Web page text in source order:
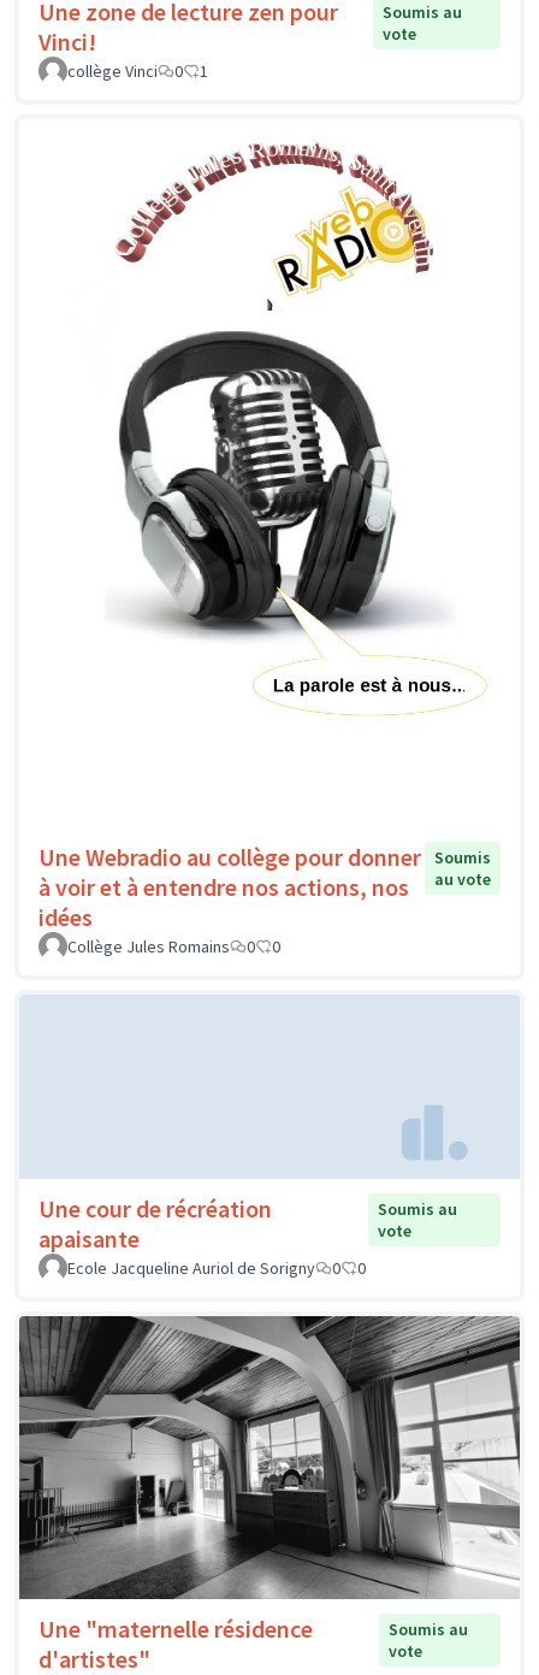
Une zone de lecture zen pour
Vinci!
Soumis au
vote
collège Vinci
0 1
Une Webradio au collège pour donner
à voir et à entendre nos actions, nos
idées
Soumis
au vote
Collège Jules Romains 0 0
Une cour de récréation
apaisante
Soumis au
vote
Ecole Jacqueline Auriol de Sorigny
0 0
Une "maternelle résidence
d'artistes"
Soumis au
vote